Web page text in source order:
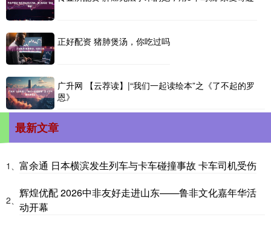
正好配资 猪肺煲汤，你吃过吗
广升网 【云荐读】|“我们一起读绘本”之《了不起的罗
恩》
最新文章
1、 富余通 日本横滨发生列车与卡车碰撞事故 卡车司机受伤
2、
辉煌优配 2026中非友好走进山东——鲁非文化嘉年华活
动开幕